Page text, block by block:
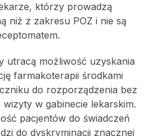
którzy prowadzą
niż z zakresu POZ i nie są
utracą możliwość uzyskania
farmakoterapii środkami
do rozporządzenia bez
w gabinecie lekarskim.
pacjentów do świadczeń
do dyskryminacji znacznej